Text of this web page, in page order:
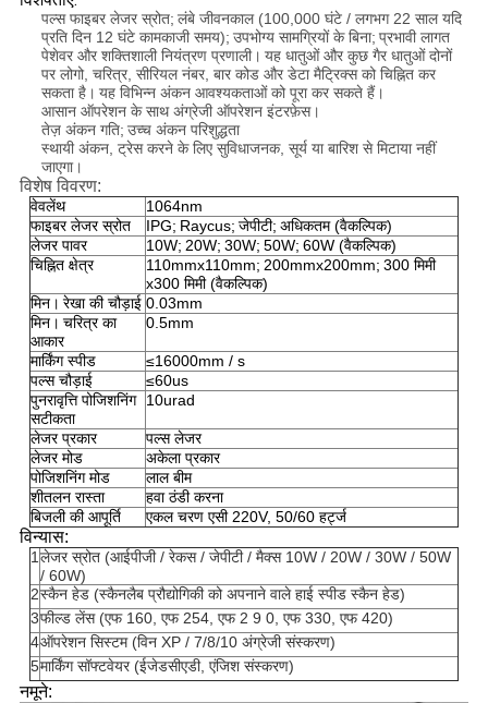
पल्स फाइबर लेजर स्रोत; लंबे जीवनकाल (100,000 घंटे / लगभग 22 साल यदि
प्रति दिन 12 घंटे कामकाजी समय); उपभोग्य सामग्रियों के बिना; प्रभावी लागत
पेशेवर और शक्तिशाली नियंत्रण प्रणाली। यह धातुओं और कुछ गैर धातुओं दोनों
पर लोगो, चरित्र, सीरियल नंबर, बार कोड और डेटा मैट्रिक्स को चिह्नित कर
सकता है। यह विभिन्न अंकन आवश्यकताओं को पूरा कर सकते हैं।
आसान ऑपरेशन के साथ अंग्रेजी ऑपरेशन इंटरफ़ेस।
तेज़ अंकन गति; उच्च अंकन परिशुद्धता
स्थायी अंकन, ट्रेस करने के लिए सुविधाजनक, सूर्य या बारिश से मिटाया नहीं
जाएगा।
विशेष विवरण:
वेवलेंथ
1064nm
फाइबर लेजर स्रोत
IPG; Raycus; जेपीटी; अधिकतम (वैकल्पिक)
लेजर पावर
10W; 20W; 30W; 50W; 60W (वैकल्पिक)
चिह्नित क्षेत्र
110mmx110mm; 200mmx200mm; 300 मिमी
x300 मिमी (वैकल्पिक)
मिन। रेखा की चौड़ाई 0.03mm
मिन। चरित्र का
आकार
0.5mm
मार्किंग स्पीड
≤16000mm / s
पल्स चौड़ाई
≤60us
पुनरावृत्ति पोजिशनिंग
सटीकता
10urad
लेजर प्रकार
पल्स लेजर
लेजर मोड
अकेला प्रकार
पोजिशनिंग मोड
लाल बीम
शीतलन रास्ता
हवा ठंडी करना
बिजली की आपूर्ति
एकल चरण एसी 220V, 50/60 हर्ट्ज
विन्यास:
1लेजर स्रोत (आईपीजी / रेकस / जेपीटी / मैक्स 10W / 20W / 30W / 50W
/ 60W)
2स्कैन हेड (स्कैनलैब प्रौद्योगिकी को अपनाने वाले हाई स्पीड स्कैन हेड)
3फील्ड लेंस (एफ 160, एफ 254, एफ 2 9 0, एफ 330, एफ 420)
4ऑपरेशन सिस्टम (विन XP / 7/8/10 अंग्रेजी संस्करण)
5मार्किंग सॉफ्टवेयर (ईजेडसीएडी, एंजिश संस्करण)
नमूने: